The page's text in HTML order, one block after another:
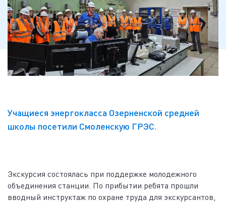
Учащиеся энергокласса Озерненской средней
школы посетили Смоленскую ГРЭС.
Экскурсия состоялась при поддержке молодежного
объединения станции. По прибытии ребята прошли
вводный инструктаж по охране труда для экскурсантов,